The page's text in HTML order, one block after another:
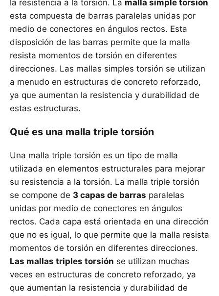
la resistencia a la torsión. La malla simple torsión
esta compuesta de barras paralelas unidas por
medio de conectores en ángulos rectos. Esta
disposición de las barras permite que la malla
resista momentos de torsión en diferentes
direcciones. Las mallas simples torsión se utilizan
a menudo en estructuras de concreto reforzado,
ya que aumentan la resistencia y durabilidad de
estas estructuras.
Qué es una malla triple torsión
Una malla triple torsión es un tipo de malla
utilizada en elementos estructurales para mejorar
su resistencia a la torsión. La malla triple torsión
se compone de 3 capas de barras paralelas
unidas por medio de conectores en ángulos
rectos. Cada capa está orientada en una dirección
que no es igual, lo que permite que la malla resista
momentos de torsión en diferentes direcciones.
Las mallas triples torsión se utilizan muchas
veces en estructuras de concreto reforzado, ya
que aumentan la resistencia y durabilidad de